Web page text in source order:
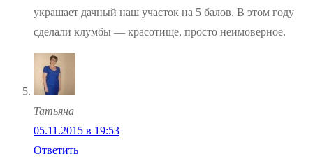
украшает дачный наш участок на 5 балов. В этом году
сделали клумбы — красотище, просто неимоверное.
Татьяна
05.11.2015 в 19:53
Ответить